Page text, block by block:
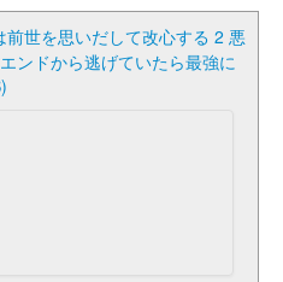
前世を思いだして改心する 2 悪
ンドから逃げていたら最強に